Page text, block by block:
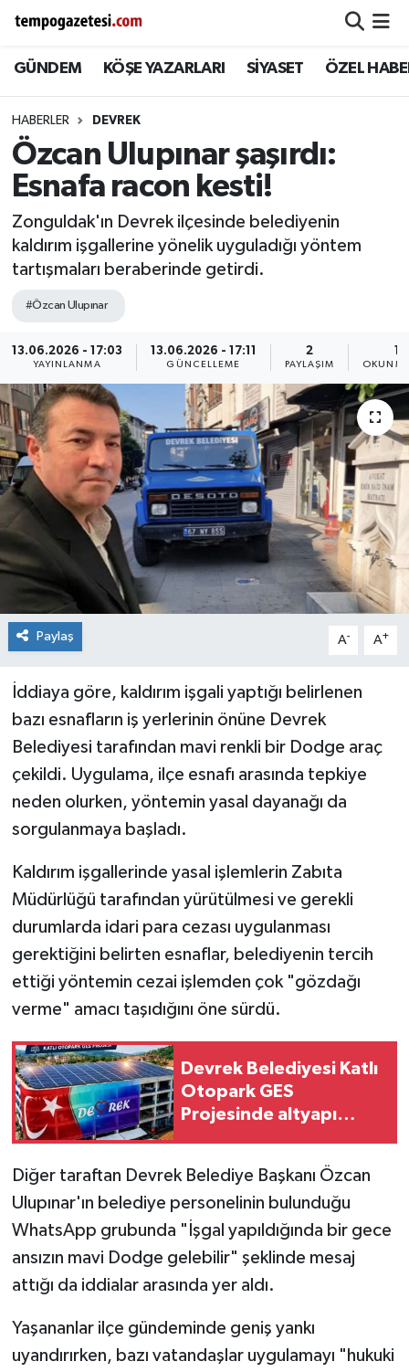
GÜNDEM KÖŞE YAZARLARI SİYASET ÖZEL
HABERLER DEVREK
Özcan Ulupınar şaşırdı:
Esnafa racon kesti!
Zonguldak'ın Devrek ilçesinde belediyenin
kaldırım işgallerine yönelik uyguladığı yöntem
tartışmaları beraberinde getirdi.
#Özcan Ulupınar
13.06.2026 - 17:03
YAYINLANMA
13.06.2026 - 17:11
GÜNCELLEME
2
PAYLAŞIM
1
Paylaş A- A+
İddiaya göre, kaldırım işgali yaptığı belirlenen
bazı esnafların iş yerlerinin önüne Devrek
Belediyesi tarafından mavi renkli bir Dodge araç
çekildi. Uygulama, ilçe esnafı arasında tepkiye
neden olurken, yöntemin yasal dayanağı da
sorgulanmaya başladı.
Kaldırım işgallerinde yasal işlemlerin Zabıta
Müdürlüğü tarafından yürütülmesi ve gerekli
durumlarda idari para cezası uygulanması
gerektiğini belirten esnaflar, belediyenin tercih
ettiği yöntemin cezai işlemden çok "gözdağı
verme" amacı taşıdığını öne sürdü.
Devrek Belediyesi Katlı
Otopark GES
Projesinde altyapı
Diğer taraftan Devrek Belediye Başkanı Özcan
Ulupınar'ın belediye personelinin bulunduğu
WhatsApp grubunda "İşgal yapıldığında bir gece
ansızın mavi Dodge gelebilir" şeklinde mesaj
attığı da iddialar arasında yer aldı.
Yaşananlar ilçe gündeminde geniş yankı
uyandırırken, bazı vatandaşlar uygulamayı "hukuki
Alaplı
Çaycuma
Devrek
Gökçebey
GÜNDEM
Kilimli
Kozlu
Siyaset
SPOR
YAŞAM
Zonguldak
Zonguldak Nöbetçi Eczaneler
Zonguldak Hava Durumu
Zonguldak Namaz Vakitleri
Süper Lig Puan Durumu ve Fikstür
Tüm Manşetler
Son Dakika Haberleri
Haber Arşivi